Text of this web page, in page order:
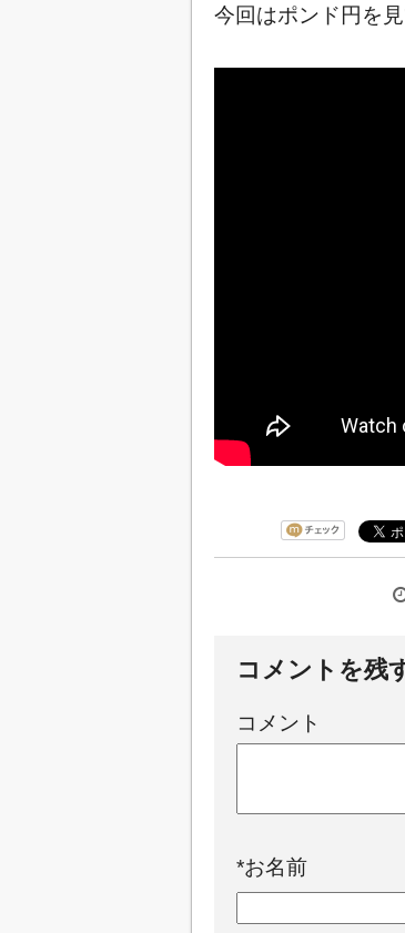
今回はポンド円を
コメントを残
コメント
*お名前